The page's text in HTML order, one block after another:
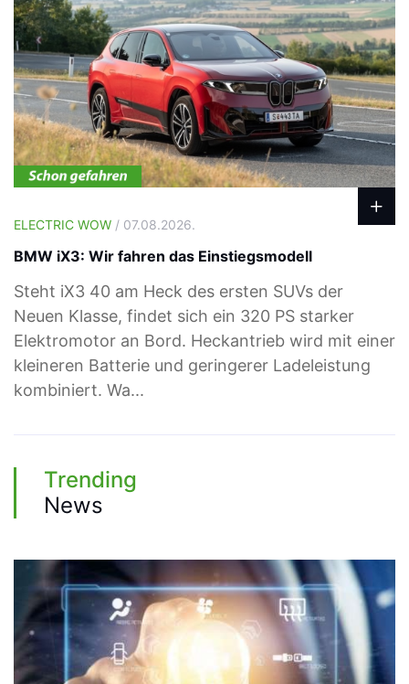
ELECTRIC WOW / 07.08.2026.
BMW iX3: Wir fahren das Einstiegsmodell
Steht iX3 40 am Heck des ersten SUVs der
Neuen Klasse, findet sich ein 320 PS starker
Elektromotor an Bord. Heckantrieb wird mit einer
kleineren Batterie und geringerer Ladeleistung
kombiniert. Wa...
Trending
News